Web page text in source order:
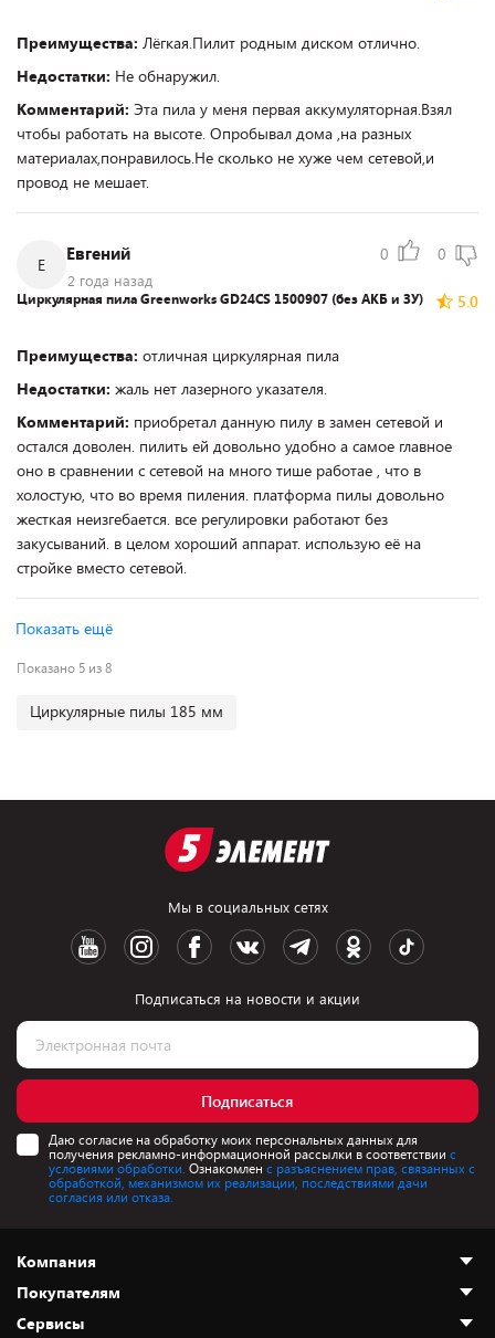
Преимущества: Лёгкая.Пилит родным диском отлично.
Недостатки: Не обнаружил.
Комментарий: Эта пила у меня первая аккумуляторная.Взял
чтобы работать на высоте. Опробывал дома ,на разных
материалах,понравилось.Не сколько не хуже чем сетевой,и
провод не мешает.
Е
Евгений
2 года назад
0 0
5.0
Циркулярная пила Greenworks GD24CS 1500907 (без АКБ и ЗУ)
Преимущества: отличная циркулярная пила
Недостатки: жаль нет лазерного указателя.
Комментарий: приобретал данную пилу в замен сетевой и
остался доволен. пилить ей довольно удобно а самое главное
оно в сравнении с сетевой на много тише работае , что в
холостую, что во время пиления. платформа пилы довольно
жесткая неизгебается. все регулировки работают без
закусываний. в целом хороший аппарат. использую её на
стройке вместо сетевой.
Показать ещё
Показано 5 из 8
Циркулярные пилы 185 мм
Мы в социальных сетях
Подписаться на новости и акции
Подписаться
Даю согласие на обработку моих персональных данных для
получения рекламно-информационной рассылки в соответствии с
условиями обработки. Ознакомлен с разъяснением прав, связанных с
обработкой, механизмом их реализации, последствиями дачи
согласия или отказа.
Компания
О нас
Покупателям
Сервисы